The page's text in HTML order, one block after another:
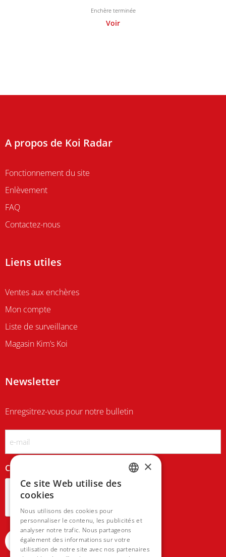
Enchère terminée
Voir
A propos de Koi Radar
Fonctionnement du site
Enlèvement
FAQ
Contactez-nous
Liens utiles
Ventes aux enchères
Mon compte
Liste de surveillance
Magasin Kim’s Koi
Newsletter
Enregsitrez-vous pour notre bulletin
CAPTCHA ×
Ce site Web utilise des
cookies
Nous utilisons des cookies pour
personnaliser le contenu, les publicités et
analyser notre trafic. Nous partageons
également des informations sur votre
utilisation de notre site avec nos partenaires